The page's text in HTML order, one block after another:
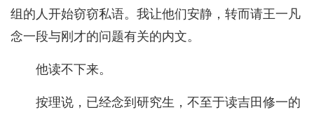
组的人开始窃窃私语。我让他们安静，转而请王一凡
念一段与刚才的问题有关的内文。
他读不下来。
按理说，已经念到研究生，不至于读吉田修一的